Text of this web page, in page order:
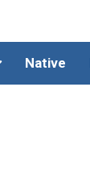
Native